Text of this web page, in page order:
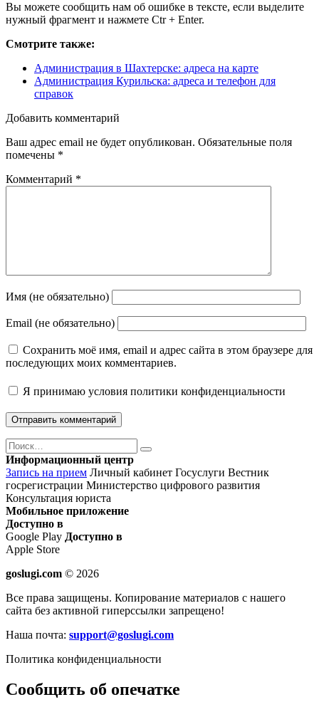
Вы можете сообщить нам об ошибке в тексте, если выделите
нужный фрагмент и нажмете Ctr + Enter.
Смотрите также:
Администрация в Шахтерске: адреса на карте
Администрация Курильска: адреса и телефон для
справок
Добавить комментарий
Ваш адрес email не будет опубликован. Обязательные поля
помечены *
Комментарий *
Имя (не обязательно)
Email (не обязательно)
Сохранить моё имя, email и адрес сайта в этом браузере для
последующих моих комментариев.
Я принимаю условия политики конфиденциальности
Поиск
Найти
Информационный центр
Запись на прием Личный кабинет Госуслуги Вестник
госрегистрации Министерство цифрового развития
Консультация юриста
Мобильное приложение
Доступно в
Google Play Доступно в
Apple Store
goslugi.com © 2026
Все права защищены. Копирование материалов с нашего
сайта без активной гиперссылки запрещено!
Наша почта: support@goslugi.com
Политика конфиденциальности
Сообщить об опечатке